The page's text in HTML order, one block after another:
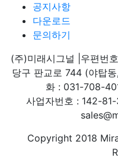
공지사항
다운로드
문의하기
(주)미래시그널
우편번
당구 판교로 744 (야탑
화 : 031-708-
사업자번호 : 142-
Copyright 2018